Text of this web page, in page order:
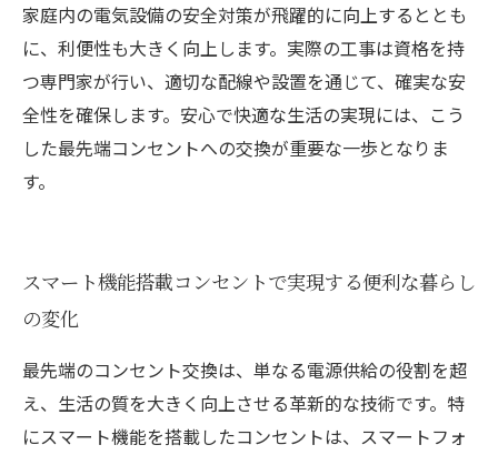
家庭内の電気設備の安全対策が飛躍的に向上するととも
に、利便性も大きく向上します。実際の工事は資格を持
つ専門家が行い、適切な配線や設置を通じて、確実な安
全性を確保します。安心で快適な生活の実現には、こう
した最先端コンセントへの交換が重要な一歩となりま
す。
スマート機能搭載コンセントで実現する便利な暮らし
の変化
最先端のコンセント交換は、単なる電源供給の役割を超
え、生活の質を大きく向上させる革新的な技術です。特
にスマート機能を搭載したコンセントは、スマートフォ